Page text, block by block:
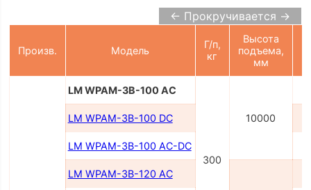
← Прокручивается →
Произв. Модель
Г/п,
кг
Высота
подъема,
мм
LM WPAM-3B-100 AC
300
10000
LM WPAM-3B-100 DC
LM WPAM-3B-100 AC-DC
LM WPAM-3B-120 AC